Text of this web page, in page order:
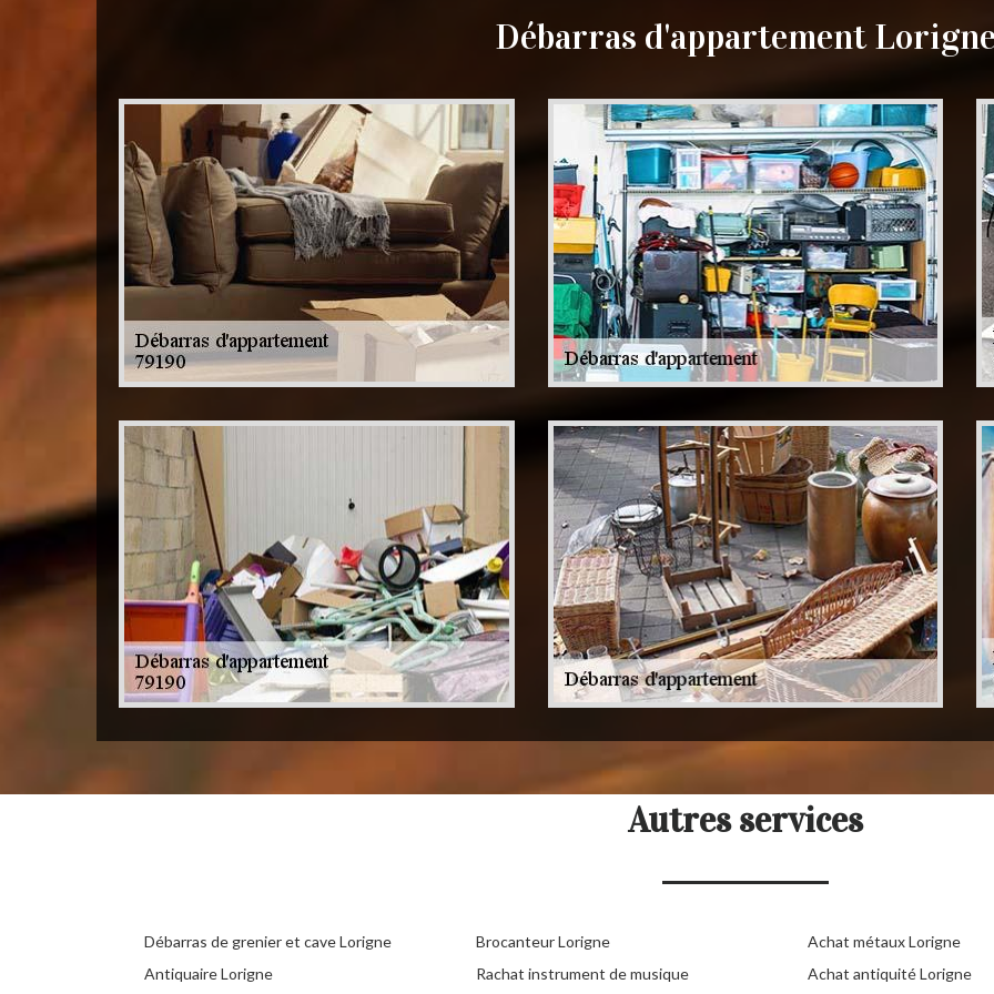
Débarras d'appartement
Autres services
Débarras de grenier et cave Lorigne
Antiquaire Lorigne
Brocanteur Lorigne
Rachat instrument de musique
Achat métaux Lorigne
Achat antiquité Lorigne